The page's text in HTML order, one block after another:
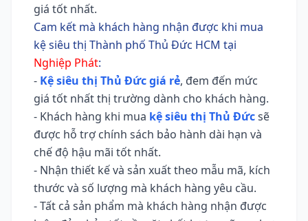
giá tốt nhất.
Cam kết mà khách hàng nhận được khi mua
kệ siêu thị Thành phố Thủ Đức HCM tại
Nghiệp Phát:
- Kệ siêu thị Thủ Đức giá rẻ, đem đến mức
giá tốt nhất thị trường dành cho khách hàng.
- Khách hàng khi mua kệ siêu thị Thủ Đứcsẽ
được hỗ trợ chính sách bảo hành dài hạn và
chế độ hậu mãi tốt nhất.
- Nhận thiết kế và sản xuất theo mẫu mã, kích
thước và số lượng mà khách hàng yêu cầu.
- Tất cả sản phẩm mà khách hàng nhận được